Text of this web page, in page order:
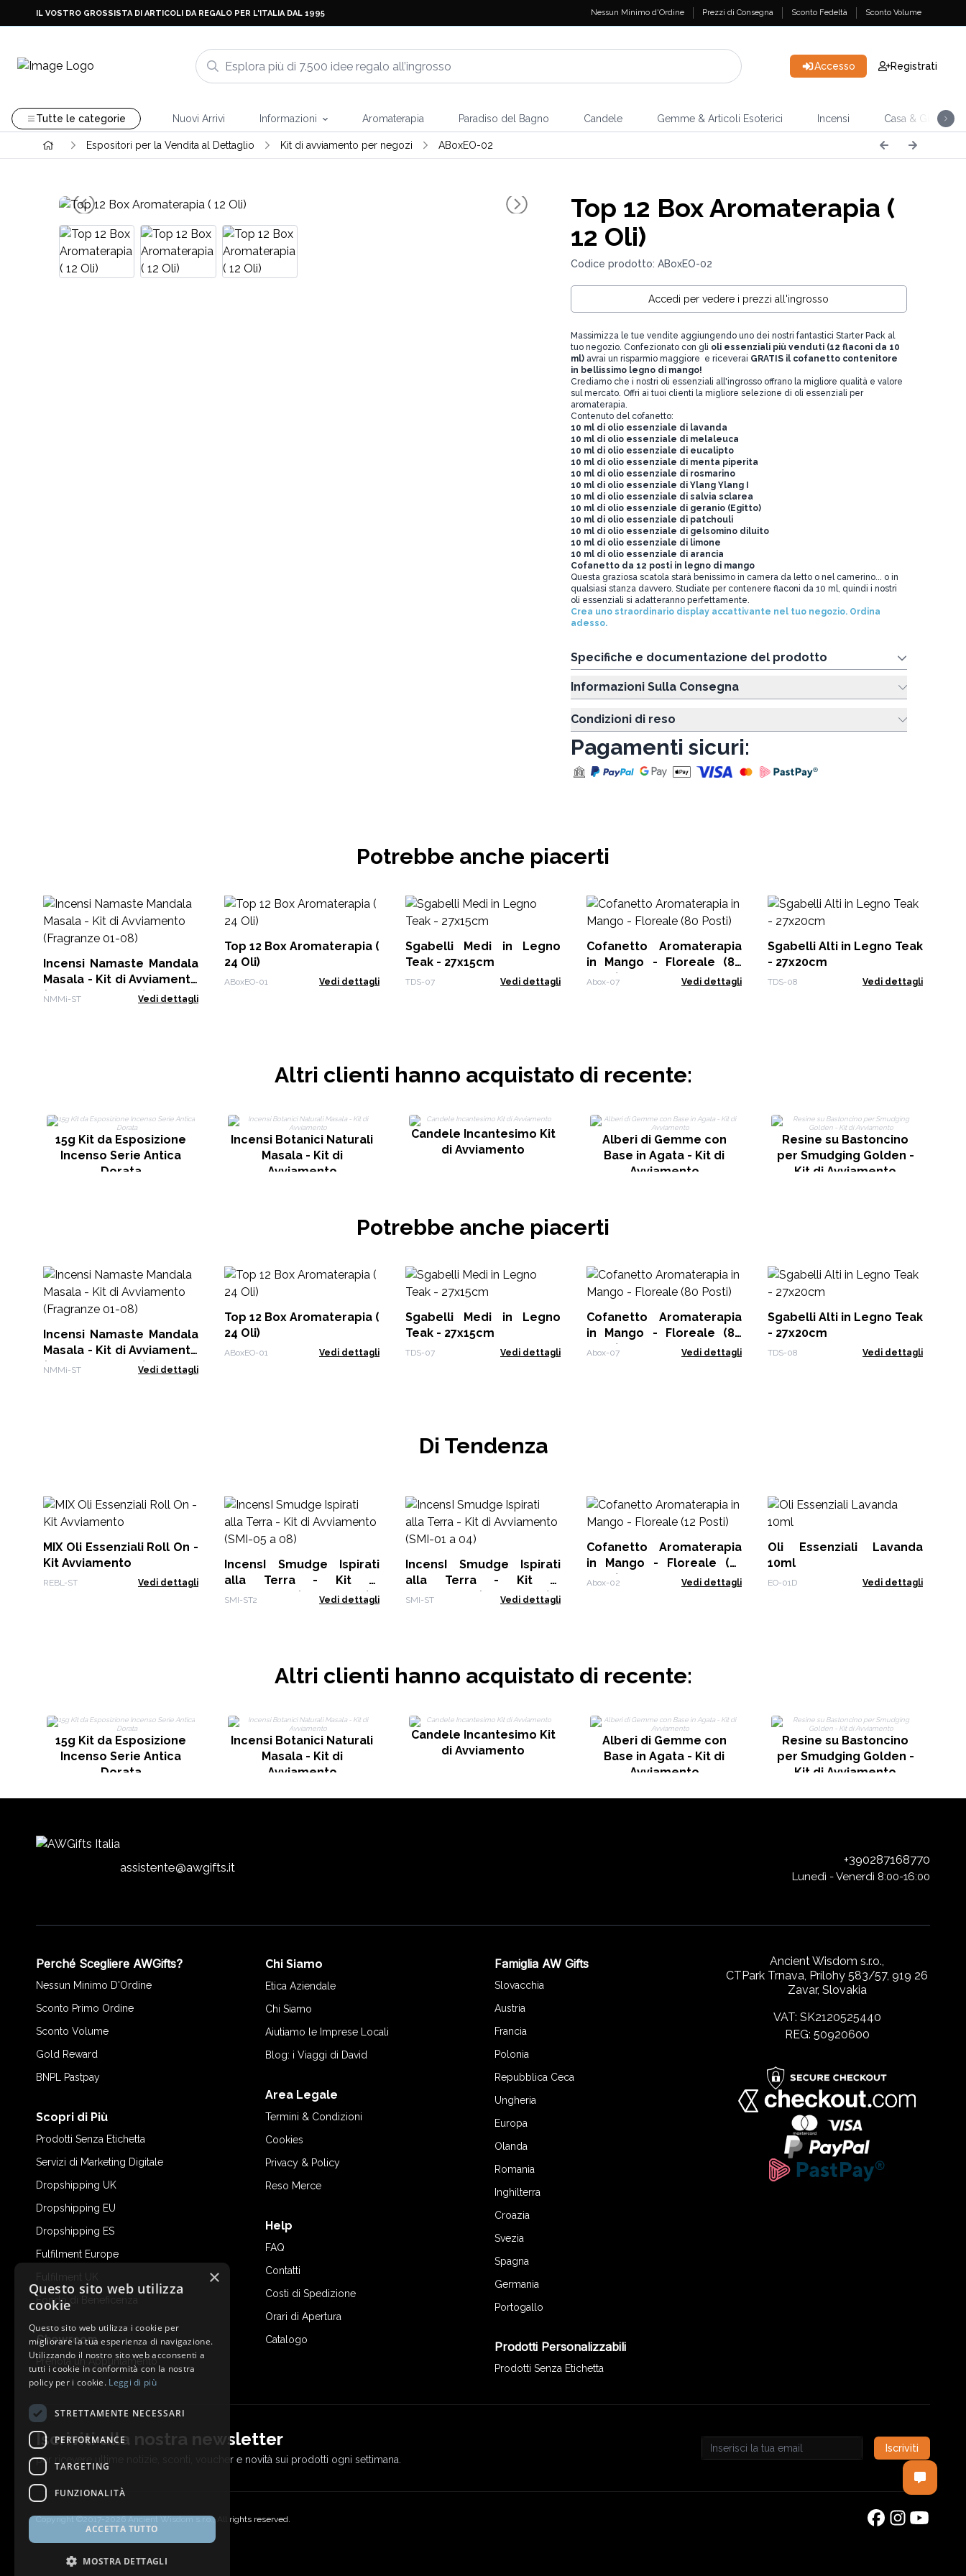
IL VOSTRO GROSSISTA DI ARTICOLI DA REGALO PER L'ITALIA DAL 1995 Nessun Minimo d'Ordine Prezzi di Consegna Sconto Fedeltà Sconto Volume
Accesso Registrati
Tutte le categorie Nuovi Arrivi Informazioni Aromaterapia Paradiso del Bagno Candele Gemme & Articoli Esoterici Incensi Casa & Giardino
Espositori per la Vendita al Dettaglio Kit di avviamento per negozi ABoxEO-02
Top 12 Box Aromaterapia (
12 Oli)
Codice prodotto: ABoxEO-02
Accedi per vedere i prezzi all'ingrosso
Massimizza le tue vendite aggiungendo uno dei nostri fantastici Starter Pack al
tuo negozio. Confezionato con gli oli essenziali più venduti (12 flaconi da 10
ml)avrai un risparmio maggiore e riceverai GRATIS il cofanetto contenitore
in bellissimo legno di mango!
Crediamo che i nostri oli essenziali all'ingrosso offrano la migliore qualità e valore
sul mercato. Offri ai tuoi clienti la migliore selezione di oli essenziali per
aromaterapia.
Contenuto del cofanetto:
10 ml di olio essenziale di lavanda
10 ml di olio essenziale di melaleuca
10 ml di olio essenziale di eucalipto
10 ml di olio essenziale di menta piperita
10 ml di olio essenziale di rosmarino
10 ml di olio essenziale di Ylang Ylang I
10 ml di olio essenziale di salvia sclarea
10 ml di olio essenziale di geranio (Egitto)
10 ml di olio essenziale di patchouli
10 ml di olio essenziale di gelsomino diluito
10 ml di olio essenziale di limone
10 ml di olio essenziale di arancia
Cofanetto da 12 posti in legno di mango
Questa graziosa scatola starà benissimo in camera da letto o nel camerino... o in
qualsiasi stanza davvero. Studiate per contenere flaconi da 10 ml, quindi i nostri
oli essenziali si adatteranno perfettamente.
Crea uno straordinario display accattivante nel tuo negozio. Ordina
adesso.
Specifiche e documentazione del prodotto
Informazioni Sulla Consegna
Condizioni di reso
Pagamenti sicuri:
Potrebbe anche piacerti
Incensi Namaste Mandala
Masala - Kit di Avviamento
(Fragranze 01-08)
NMMi-ST Vedi dettagli
Top 12 Box Aromaterapia (
24 Oli)
ABoxEO-01 Vedi dettagli
Sgabelli Medi in Legno
Teak - 27x15cm
TDS-07 Vedi dettagli
Cofanetto Aromaterapia
in Mango - Floreale (80
Posti)
Abox-07 Vedi dettagli
Sgabelli Alti in Legno Teak
- 27x20cm
TDS-08 Vedi dettagli
Altri clienti hanno acquistato di recente:
15g Kit da Esposizione
Incenso Serie Antica
Dorata
Incensi Botanici Naturali
Masala - Kit di
Avviamento
Candele Incantesimo Kit
di Avviamento
Alberi di Gemme con
Base in Agata - Kit di
Avviamento
Resine su Bastoncino
per Smudging Golden -
Kit di Avviamento
Potrebbe anche piacerti
Incensi Namaste Mandala
Masala - Kit di Avviamento
(Fragranze 01-08)
NMMi-ST Vedi dettagli
Top 12 Box Aromaterapia (
24 Oli)
ABoxEO-01 Vedi dettagli
Sgabelli Medi in Legno
Teak - 27x15cm
TDS-07 Vedi dettagli
Cofanetto Aromaterapia
in Mango - Floreale (80
Posti)
Abox-07 Vedi dettagli
Sgabelli Alti in Legno Teak
- 27x20cm
TDS-08 Vedi dettagli
Di Tendenza
MIX Oli Essenziali Roll On -
Kit Avviamento
REBL-ST Vedi dettagli
IncensI Smudge Ispirati
alla Terra - Kit di
Avviamento (SMI-05 a 08)
SMI-ST2 Vedi dettagli
IncensI Smudge Ispirati
alla Terra - Kit di
Avviamento (SMI-01 a 04)
SMI-ST Vedi dettagli
Cofanetto Aromaterapia
in Mango - Floreale (12
Posti)
Abox-02 Vedi dettagli
Oli Essenziali Lavanda
10ml
EO-01D Vedi dettagli
Altri clienti hanno acquistato di recente:
15g Kit da Esposizione
Incenso Serie Antica
Dorata
Incensi Botanici Naturali
Masala - Kit di
Avviamento
Candele Incantesimo Kit
di Avviamento
Alberi di Gemme con
Base in Agata - Kit di
Avviamento
Resine su Bastoncino
per Smudging Golden -
Kit di Avviamento
assistente@awgifts.it
+390287168770
Lunedì - Venerdì 8:00-16:00
Perché Scegliere AWGifts?
Nessun Minimo D'Ordine
Sconto Primo Ordine
Sconto Volume
Gold Reward
BNPL Pastpay
Scopri di Più
Prodotti Senza Etichetta
Servizi di Marketing Digitale
Dropshipping UK
Dropshipping EU
Dropshipping ES
Fulfilment Europe
Fulfilment UK
Fondo di Beneficenza
Showroom
Prenota un Appuntamento
Chi Siamo
Etica Aziendale
Chi Siamo
Aiutiamo le Imprese Locali
Blog: i Viaggi di David
Area Legale
Termini & Condizioni
Cookies
Privacy & Policy
Reso Merce
Help
FAQ
Contatti
Costi di Spedizione
Orari di Apertura
Catalogo
Famiglia AW Gifts
Slovacchia
Austria
Francia
Polonia
Repubblica Ceca
Ungheria
Europa
Olanda
Romania
Inghilterra
Croazia
Svezia
Spagna
Germania
Portogallo
Prodotti Personalizzabili
Prodotti Senza Etichetta
Ancient Wisdom s.r.o.,
CTPark Trnava, Prílohy 583/57, 919 26
Zavar, Slovakia
VAT: SK2120525440
REG: 50920600
Iscriviti alla nostra newsletter
per ricevere ultime notizie, sconti, voucher e novità sui prodotti ogni settimana. Email address
Iscriviti
Copyright ©2017-2026 Ancient Wisdom s.r.o., All rights reserved.
×
Questo sito web utilizza
cookie
Questo sito web utilizza i cookie per
migliorare la tua esperienza di navigazione.
Utilizzando il nostro sito web acconsenti a
tutti i cookie in conformità con la nostra
policy per i cookie. Leggi di più
STRETTAMENTE NECESSARI
PERFORMANCE
TARGETING
FUNZIONALITÀ
ACCETTA TUTTO
MOSTRA DETTAGLI